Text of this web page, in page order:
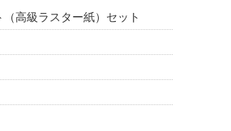
高級ラスター紙）セット